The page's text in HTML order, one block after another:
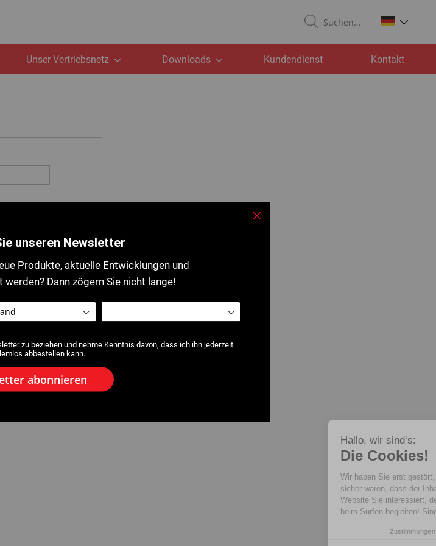
Unser Vertriebsnetz Downloads Kundendienst Kontakt
unseren Newsletter
Produkte, aktuelle Entwicklungen und
Dann zögern Sie nicht lange!
zu beziehen und nehme Kenntnis davon, dass ich ihn jederzeit
abbestellen kann.
abonnieren
Website Sie interessiert, denn wir möchten Sie doch so gerne
beim Surfen begleiten! Sind Sie damit einverstanden?